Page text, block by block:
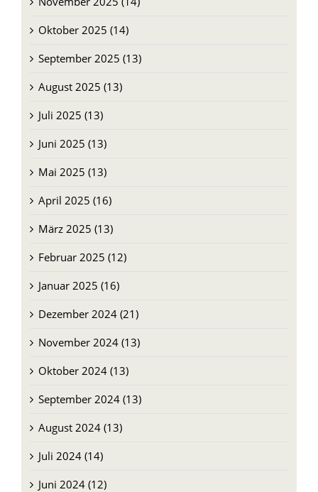
Oktober 2025 (14)
September 2025 (13)
August 2025 (13)
Juli 2025 (13)
Juni 2025 (13)
Mai 2025 (13)
April 2025 (16)
März 2025 (13)
Februar 2025 (12)
Januar 2025 (16)
Dezember 2024 (21)
November 2024 (13)
Oktober 2024 (13)
September 2024 (13)
August 2024 (13)
Juli 2024 (14)
Juni 2024 (12)